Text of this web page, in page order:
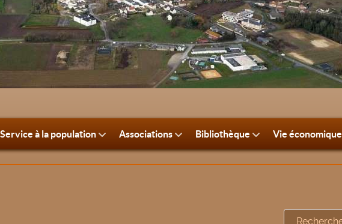
Service à la population Associations Bibliothèque Vie économique
Rechercher